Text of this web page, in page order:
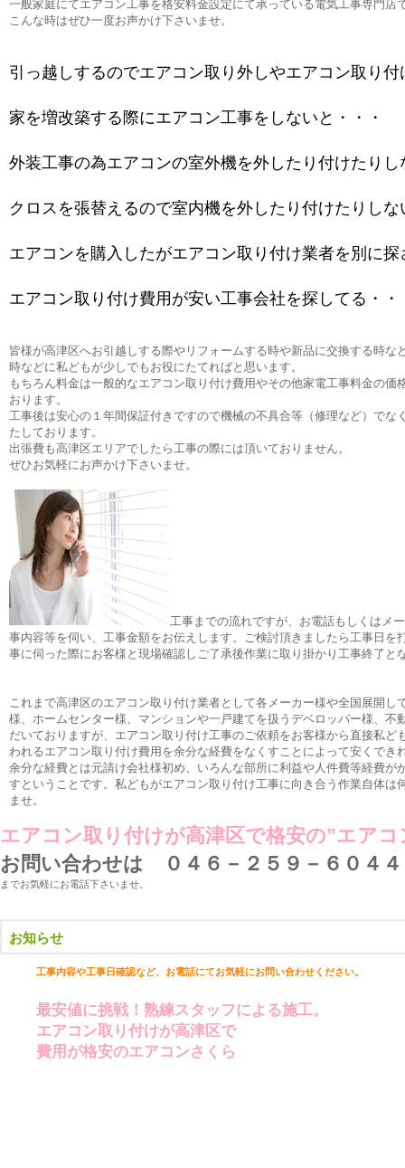
一般家庭にてエアコン工事を格安料金設定にて承っている電気工事専門店
こんな時はぜひ一度お声かけ下さいませ。
引っ越しするのでエアコン取り外しやエアコン取り
家を増改築する際にエアコン工事をしないと・・・
外装工事の為エアコンの室外機を外したり付けたりし
クロスを張替えるので室内機を外したり付けたりしな
エアコンを購入したがエアコン取り付け業者を別に
エアコン取り付け費用が安い工事会社を探してる・・
皆様が高津区へお引越しする際やリフォームする時や新品に交換する時な
時などに私どもが少しでもお役にたてればと思います。
もちろん料金は一般的なエアコン取り付け費用やその他家電工事料金の価
おります。
工事後は安心の１年間保証付きですので機械の不具合等（修理など）でな
たしております。
出張費も高津区エリアでしたら工事の際には頂いておりません。
ぜひお気軽にお声かけ下さいませ。
工事までの流れですが、お電話もしくはメ
事内容等を伺い、工事金額をお伝えします。ご検討頂きましたら工事日を
事に伺った際にお客様と現場確認しご了承後作業に取り掛かり工事終了
これまで高津区のエアコン取り付け業者として各メーカー様や全国展開し
様、ホームセンター様、マンションや一戸建てを扱うデベロッパー様、不
だいておりますが、エアコン取り付け工事のご依頼をお客様から直接私ど
われるエアコン取り付け費用を余分な経費をなくすことによって安くでき
余分な経費とは元請け会社様初め、いろんな部所に利益や人件費等経費が
すということです。私どもがエアコン取り付け工事に向き合う作業自体は
ませ。
エアコン取り付けが高津区で格安の”エアコ
お問い合わせは ０４６－２５９－６０４４
までお気軽にお電話下さいませ。
お知らせ
工事内容や工事日確認など、お電話にてお気軽にお問い合わせください。
最安値に挑戦！熟練スタッフによる施工。
エアコン取り付けが高津区で
費用が格安のエアコンさくら